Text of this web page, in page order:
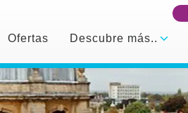
Ofertas Descubre más..